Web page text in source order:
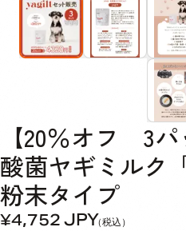
【20％オフ 3
酸菌ヤギミルク
粉末タイプ
¥4,752JPY（税込）